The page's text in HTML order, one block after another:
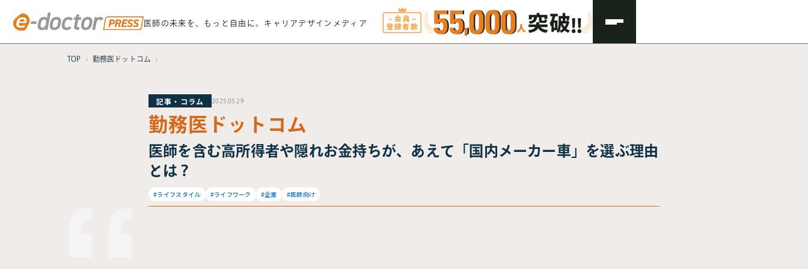
医師の未来を、もっと自由に。 キャリアデザインメディア
TOP 勤務医ドットコム
記事・コラム 2025.05.29
勤務医ドットコム
医師を含む高所得者や隠れお金持ちが、あえて「国内メーカー車」を選ぶ理由
とは？
#ライフスタイル #ライフワーク #企業 #医師向け